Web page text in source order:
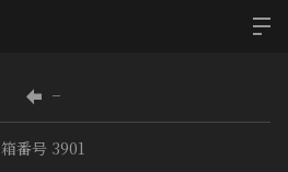
−
箱番号 3901